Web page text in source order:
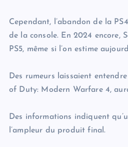
Cependant, l’abandon de la
de la console. En 2024 encore,
PS5, même si l’on estime
Des rumeurs laissaient
of Duty: Modern Warfare 4,
Des informations indiquent
l’ampleur du produit final.